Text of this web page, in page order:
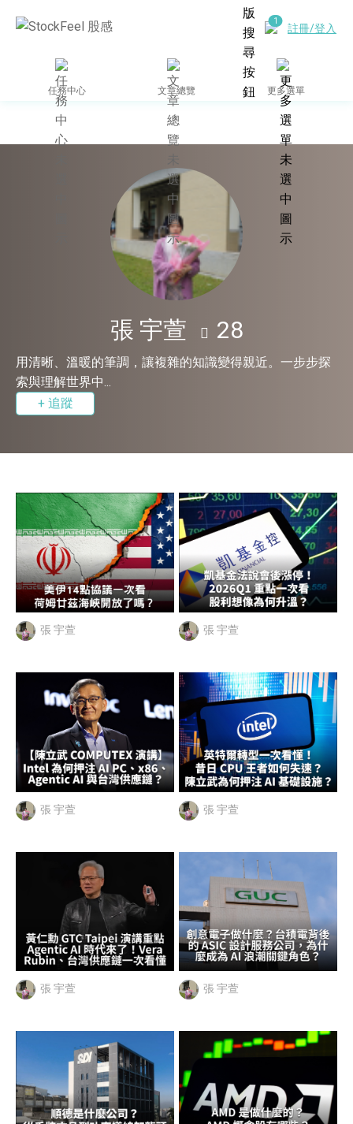
註冊/登入
任務中心 文章總覽 更多選單
張 宇萱 28
用清晰、溫暖的筆調，讓複雜的知識變得親近。一步步探
索與理解世界中...
+ 追蹤
張 宇萱 張 宇萱
張 宇萱 張 宇萱
張 宇萱 張 宇萱